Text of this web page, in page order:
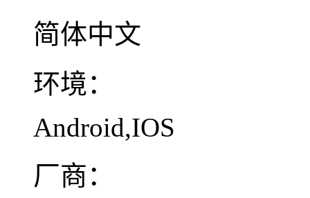
简体中文
环境：
Android,IOS
厂商：